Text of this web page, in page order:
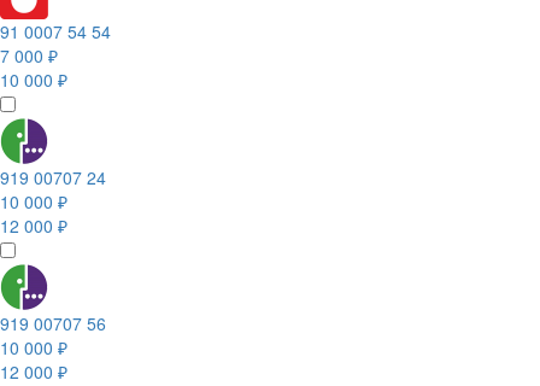
91 0007 54 54
7 000 ₽
10 000 ₽
919 00707 24
10 000 ₽
12 000 ₽
919 00707 56
10 000 ₽
12 000 ₽